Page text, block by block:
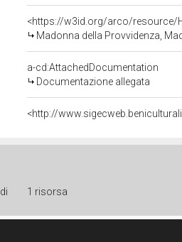
<https://w3id.org/arco/resource/
Madonna della Provvidenza,
a-cd:AttachedDocumentation
Documentazione allegata
<http://
di 1 risorsa